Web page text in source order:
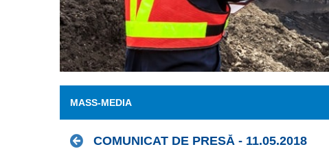
MASS-MEDIA
COMUNICAT DE PRESĂ - 11.05.2018